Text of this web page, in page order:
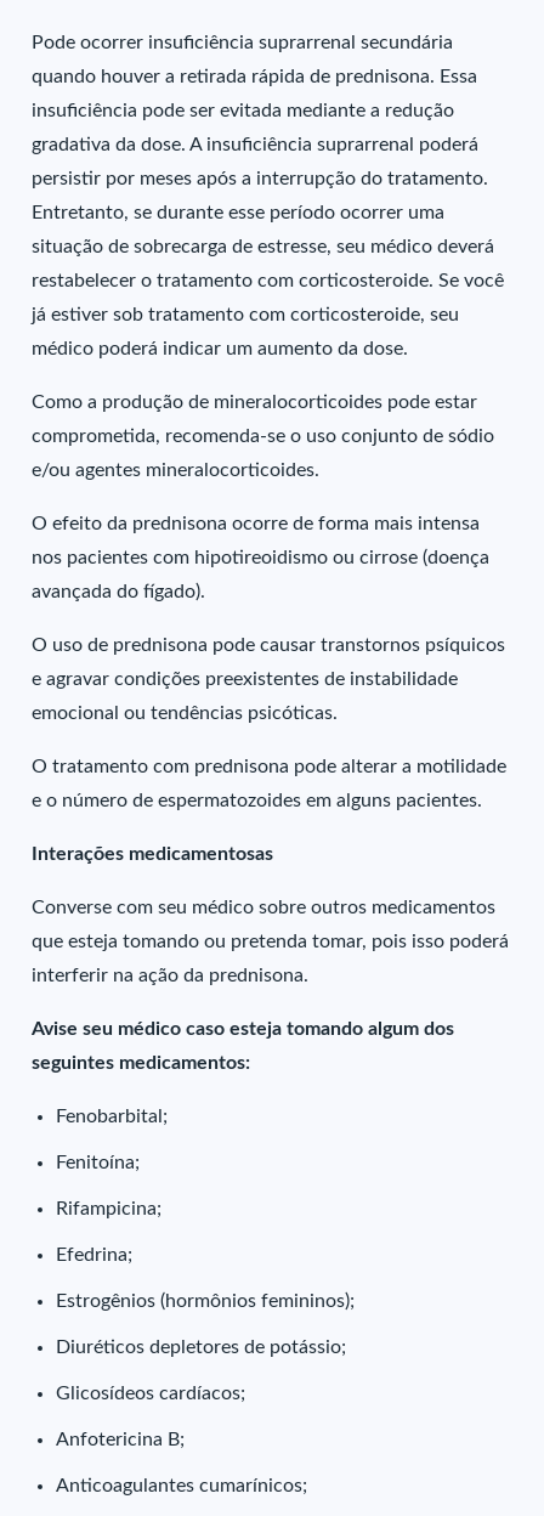
Pode ocorrer insuficiência suprarrenal secundária
quando houver a retirada rápida de prednisona. Essa
insuficiência pode ser evitada mediante a redução
gradativa da dose. A insuficiência suprarrenal poderá
persistir por meses após a interrupção do tratamento.
Entretanto, se durante esse período ocorrer uma
situação de sobrecarga de estresse, seu médico deverá
restabelecer o tratamento com corticosteroide. Se você
já estiver sob tratamento com corticosteroide, seu
médico poderá indicar um aumento da dose.
Como a produção de mineralocorticoides pode estar
comprometida, recomenda-se o uso conjunto de sódio
e/ou agentes mineralocorticoides.
O efeito da prednisona ocorre de forma mais intensa
nos pacientes com hipotireoidismo ou cirrose (doença
avançada do fígado).
O uso de prednisona pode causar transtornos psíquicos
e agravar condições preexistentes de instabilidade
emocional ou tendências psicóticas.
O tratamento com prednisona pode alterar a motilidade
e o número de espermatozoides em alguns pacientes.
Interações medicamentosas
Converse com seu médico sobre outros medicamentos
que esteja tomando ou pretenda tomar, pois isso poderá
interferir na ação da prednisona.
Avise seu médico caso esteja tomando algum dos
seguintes medicamentos:
Fenobarbital;
Fenitoína;
Rifampicina;
Efedrina;
Estrogênios (hormônios femininos);
Diuréticos depletores de potássio;
Glicosídeos cardíacos;
Anfotericina B;
Anticoagulantes cumarínicos;